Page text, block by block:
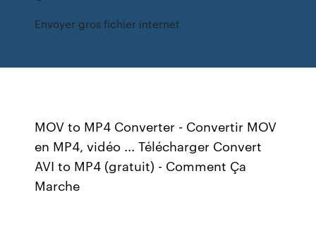
Envoyer gros fichier internet
MOV to MP4 Converter - Convertir MOV
en MP4, vidéo ... Télécharger Convert
AVI to MP4 (gratuit) - Comment Ça
Marche